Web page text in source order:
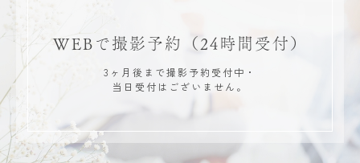
WEBで撮影予約 （24時間受付）
3ヶ月後まで撮影予約受付中・
当日受付はございません。